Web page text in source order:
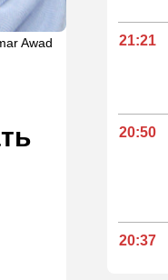
Awad 21:21
20:50
20:37